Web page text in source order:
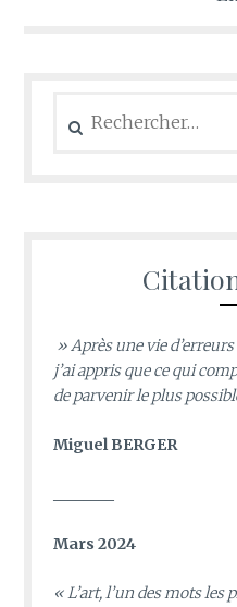
» Après une vie
j’ai appris que ce qui
de parvenir le plus
Miguel BERGER
Mars 2024
«L’art, l’un des mots